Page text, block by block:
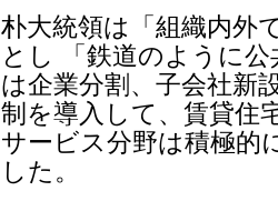
朴大統領は「組織内外
とし 「鉄道のように
は企業分割、子会社新
制を導入して、賃貸住
サービス分野は積極的
した。